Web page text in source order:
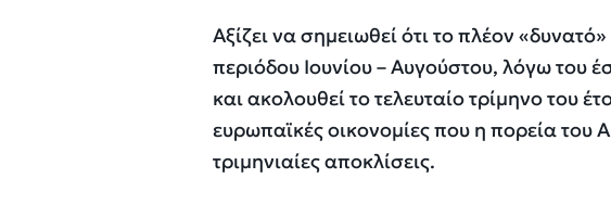
Αξίζει να σημειωθεί ότι το πλέον
περιόδου Ιουνίου – Αυγούστου, λόγω του
και ακολουθεί το τελευταίο τρίμηνο του
ευρωπαϊκές οικονομίες που η πορεία του
τριμηνιαίες αποκλίσεις.